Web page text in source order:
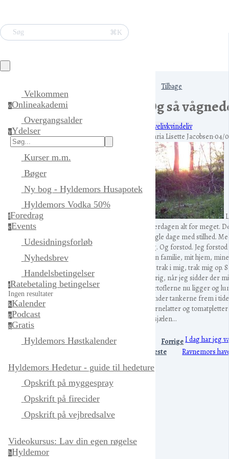
Søg ⌘K
Velkommen
oOnlineakademi
Overgangsalder
yYdelser
Kurser m.m.
Bøger
Ny bog - Hyldemors Husapotek
Hyldemors Vodka 50%
fForedrag
eEvents
Udesidningsforløb
Nyhedsbrev
Handelsbetingelser
rRatebetaling betingelser
Ingen resultater
kKalender
pPodcast
gGratis
Hyldemors Høstkalender
Hyldemors Hedetur - guide til hedeture
Opskrift på myggespray
Opskrift på firecider
Opskrift på vejbredsalve
Videokursus: Lav din egen røgelse
hHyldemor
Tilbage
Og så
havelivkvindeliv
Maria Lisette Jacobsen·04/
hverdagen alt for meget.
nogle dage med stilhed.
jeg. Og forstod. Jeg
min familie, mit hjem,
Alt trak i mig, trak mig op.
så rig, når jeg sidder der
kartoflerne nu ligger og
sender tankerne frem i
Børnelatter og
til sjælen...
ForrigeI dag har jeg
Næste
Ravnemors